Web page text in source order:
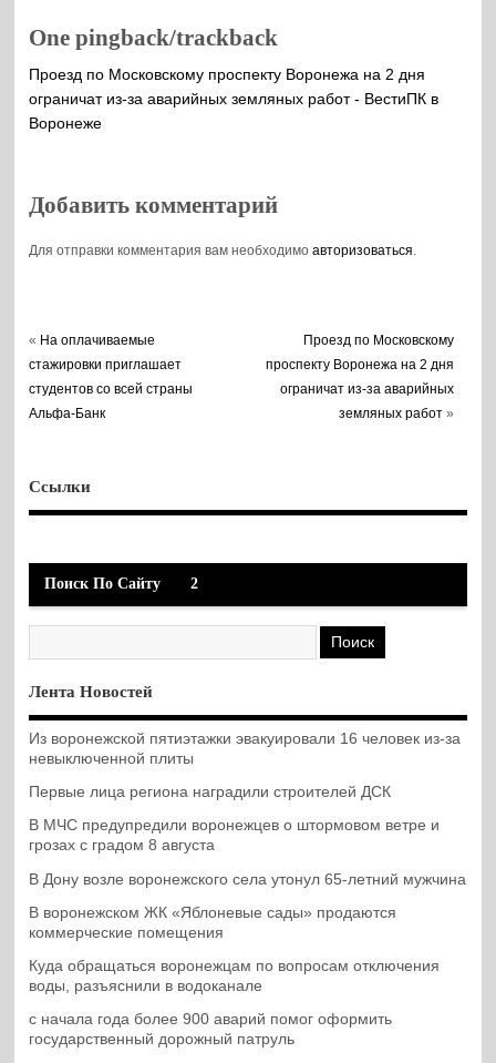
One pingback/trackback
Проезд по Московскому проспекту Воронежа на 2 дня
ограничат из-за аварийных земляных работ - ВестиПК в
Воронеже
Добавить комментарий
Для отправки комментария вам необходимоавторизоваться.
« На оплачиваемые
стажировки приглашает
студентов со всей страны
Альфа-Банк
Проезд по Московскому
проспекту Воронежа на 2 дня
ограничат из-за аварийных
земляных работ »
Ссылки
Поиск По Сайту 2
Лента Новостей
Из воронежской пятиэтажки эвакуировали 16 человек из-за
невыключенной плиты
Первые лица региона наградили строителей ДСК
В МЧС предупредили воронежцев о штормовом ветре и
грозах с градом 8 августа
В Дону возле воронежского села утонул 65-летний мужчина
В воронежском ЖК «Яблоневые сады» продаются
коммерческие помещения
Куда обращаться воронежцам по вопросам отключения
воды, разъяснили в водоканале
с начала года более 900 аварий помог оформить
государственный дорожный патруль